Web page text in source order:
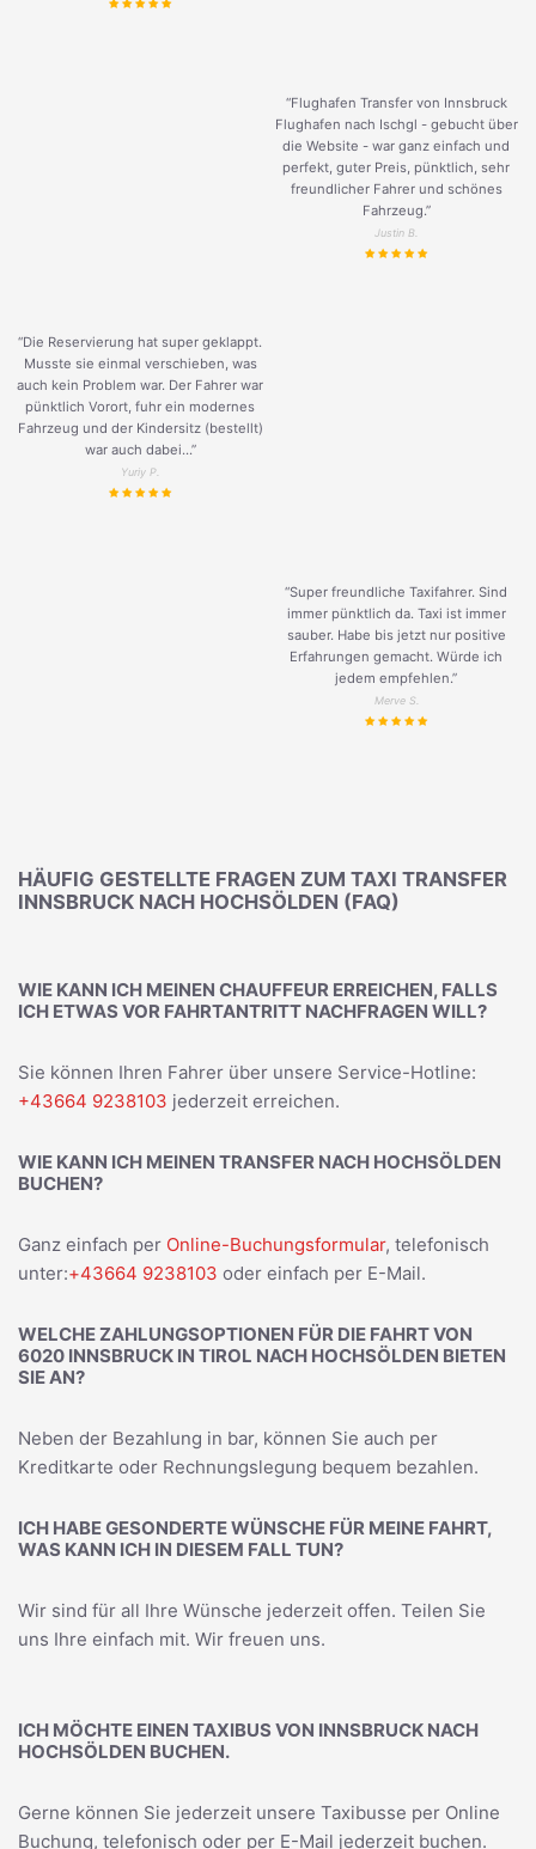
“Flughafen Transfer von Innsbruck
Flughafen nach Ischgl - gebucht über
die Website - war ganz einfach und
perfekt, guter Preis, pünktlich, sehr
freundlicher Fahrer und schönes
Fahrzeug.”
Justin B.
“Die Reservierung hat super geklappt.
Musste sie einmal verschieben, was
auch kein Problem war. Der Fahrer war
pünktlich Vorort, fuhr ein modernes
Fahrzeug und der Kindersitz (bestellt)
war auch dabei...”
Yuriy P.
“Super freundliche Taxifahrer. Sind
immer pünktlich da. Taxi ist immer
sauber. Habe bis jetzt nur positive
Erfahrungen gemacht. Würde ich
jedem empfehlen.”
Merve S.
HÄUFIG GESTELLTE FRAGEN ZUM TAXI TRANSFER
INNSBRUCK NACH HOCHSÖLDEN (FAQ)
WIE KANN ICH MEINEN CHAUFFEUR ERREICHEN, FALLS
ICH ETWAS VOR FAHRTANTRITT NACHFRAGEN WILL?
Sie können Ihren Fahrer über unsere Service-Hotline:
+43664 9238103 jederzeit erreichen.
WIE KANN ICH MEINEN TRANSFER NACH HOCHSÖLDEN
BUCHEN?
Ganz einfach per Online-Buchungsformular, telefonisch
unter:+43664 9238103 oder einfach per E-Mail.
WELCHE ZAHLUNGSOPTIONEN FÜR DIE FAHRT VON
6020 INNSBRUCK IN TIROL NACH HOCHSÖLDEN BIETEN
SIE AN?
Neben der Bezahlung in bar, können Sie auch per
Kreditkarte oder Rechnungslegung bequem bezahlen.
ICH HABE GESONDERTE WÜNSCHE FÜR MEINE FAHRT,
WAS KANN ICH IN DIESEM FALL TUN?
Wir sind für all Ihre Wünsche jederzeit offen. Teilen Sie
uns Ihre einfach mit. Wir freuen uns.
ICH MÖCHTE EINEN TAXIBUS VON INNSBRUCK NACH
HOCHSÖLDEN BUCHEN.
Gerne können Sie jederzeit unsere Taxibusse per Online
Buchung, telefonisch oder per E-Mail jederzeit buchen.